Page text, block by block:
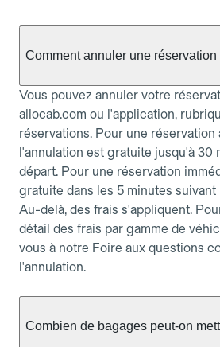
Comment annuler une réservation
Vous pouvez annuler votre
allocab.com ou l'application,
réservations. Pour une réservation
l'annulation est gratuite jusqu'à 30
départ. Pour une réservation
gratuite dans les 5 minutes
Au-delà, des frais s'appliquent.
détail des frais par gamme de
vous à notre Foire aux questions
l'annulation.
Combien de bagages peut-on